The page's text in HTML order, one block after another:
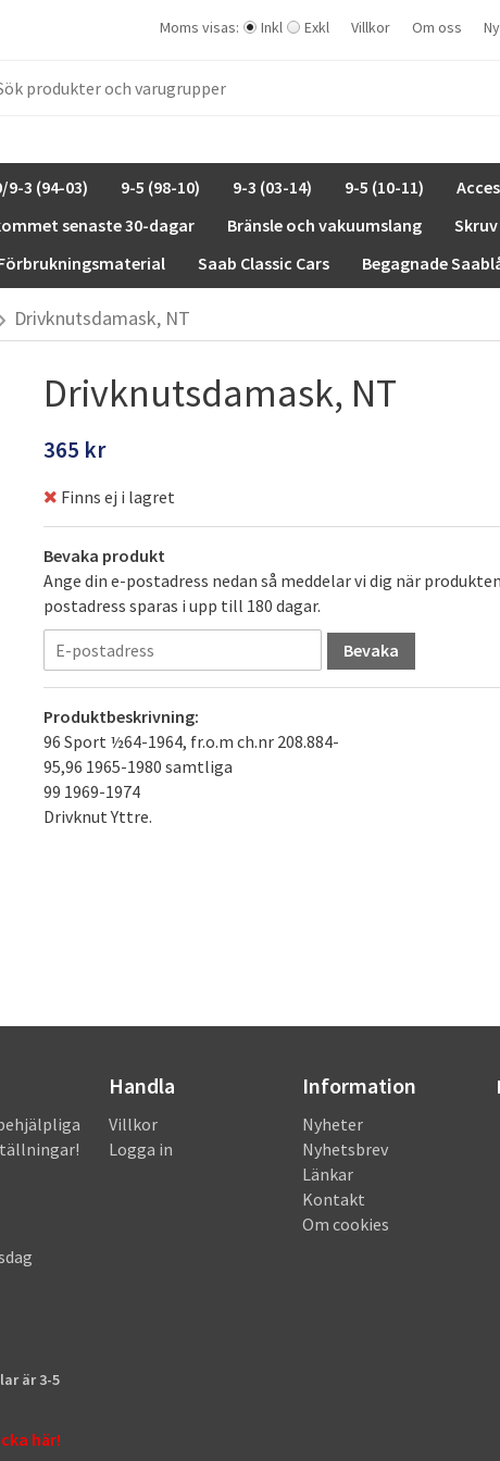
Moms visas: Inkl Exkl Villkor Om oss
9-3 (94-03) 9-5 (98-10) 9-3 (03-14) 9-5 (10-11)
senaste 30-dagar Bränsle och vakuumslang
Saab Classic Cars Begagnade
Drivknutsdamask, NT
Drivknutsdamask, NT
365 kr
Finns ej i lagret
Bevaka produkt
Ange din e-postadress nedan så meddelar vi dig när
postadress sparas i upp till 180 dagar.
Bevaka
Produktbeskrivning:
96 Sport ½64-1964, fr.o.m ch.nr 208.884-
95,96 1965-1980 samtliga
99 1969-1974
Drivknut Yttre.
är 3-5
här!
Handla
Villkor
Logga in
Information
Nyheter
Nyhetsbrev
Länkar
Kontakt
Om cookies